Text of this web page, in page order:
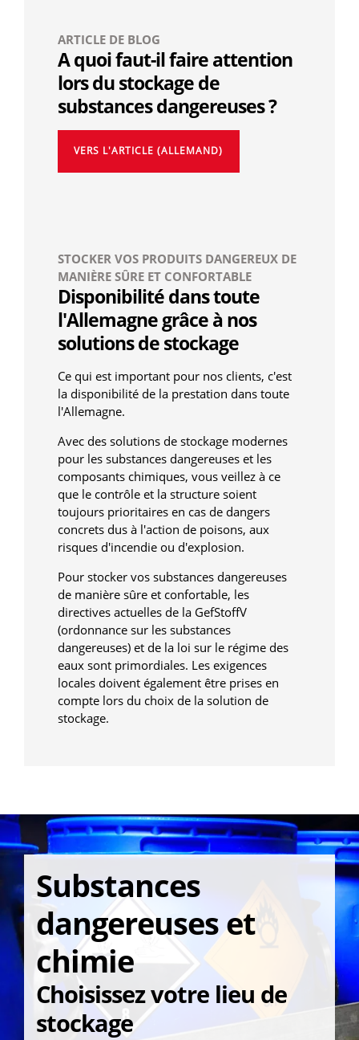
ARTICLE DE BLOG
A quoi faut-il faire attention
lors du stockage de
substances dangereuses ?
VERS L'ARTICLE (ALLEMAND)
STOCKER VOS PRODUITS DANGEREUX DE
MANIÈRE SÛRE ET CONFORTABLE
Disponibilité dans toute
l'Allemagne grâce à nos
solutions de stockage
Ce qui est important pour nos clients, c'est
la disponibilité de la prestation dans toute
l'Allemagne.
Avec des solutions de stockage modernes
pour les substances dangereuses et les
composants chimiques, vous veillez à ce
que le contrôle et la structure soient
toujours prioritaires en cas de dangers
concrets dus à l'action de poisons, aux
risques d'incendie ou d'explosion.
Pour stocker vos substances dangereuses
de manière sûre et confortable, les
directives actuelles de la GefStoffV
(ordonnance sur les substances
dangereuses) et de la loi sur le régime des
eaux sont primordiales. Les exigences
locales doivent également être prises en
compte lors du choix de la solution de
stockage.
Substances
dangereuses et
chimie
Choisissez votre lieu de
stockage